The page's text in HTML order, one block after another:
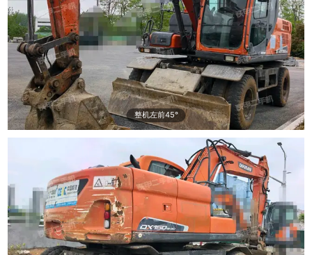
整机左前45°